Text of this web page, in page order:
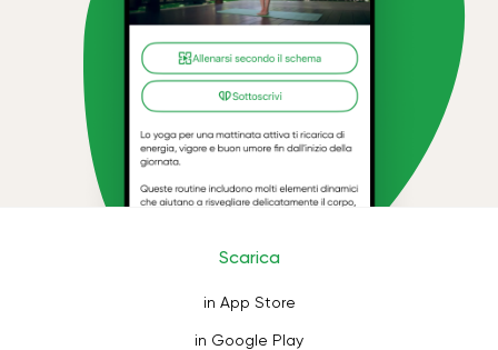
Scarica
in App Store
in Google Play